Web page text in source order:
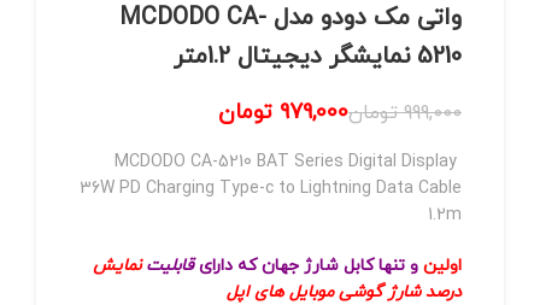
واتی مک دودو مدل MCDODO CA-
5210 نمایشگر دیجیتال 1.2متر
999,000 تومان979,000 تومان
MCDODO CA-5210 BAT Series Digital Display
36W PD Charging Type-c to Lightning Data Cable
1.2m
اولین و تنها کابل شارژ جهان که دارایقابلیتنمایش
درصد شارژ گوشی موبایل های اپل